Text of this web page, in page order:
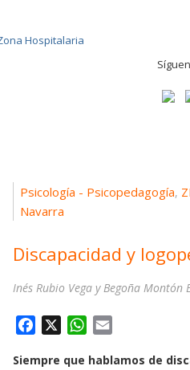
Psicología - Psicopedagogía,
Navarra
Discapacidad y
Inés Rubio Vega y Begoña Montón
c
W
a
a
Siempre que hablamos de